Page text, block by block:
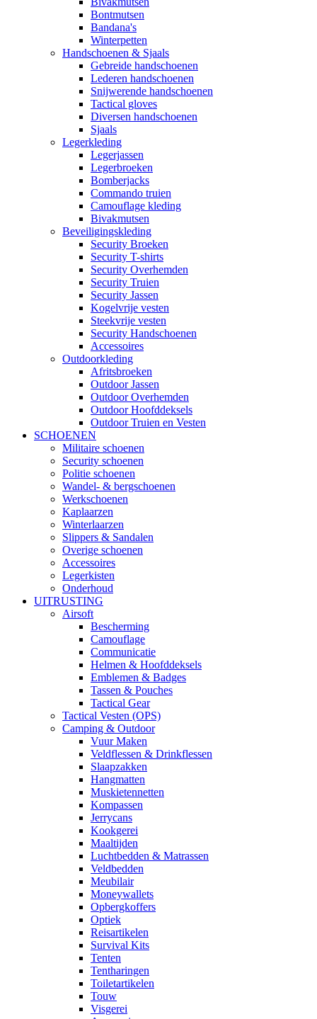
Bontmutsen
Bandana's
Winterpetten
Handschoenen & Sjaals
Gebreide handschoenen
Lederen handschoenen
Snijwerende handschoenen
Tactical gloves
Diversen handschoenen
Sjaals
Legerkleding
Legerjassen
Legerbroeken
Bomberjacks
Commando truien
Camouflage kleding
Bivakmutsen
Beveiligingskleding
Security Broeken
Security T-shirts
Security Overhemden
Security Truien
Security Jassen
Kogelvrije vesten
Steekvrije vesten
Security Handschoenen
Accessoires
Outdoorkleding
Afritsbroeken
Outdoor Jassen
Outdoor Overhemden
Outdoor Hoofddeksels
Outdoor Truien en Vesten
SCHOENEN
Militaire schoenen
Security schoenen
Politie schoenen
Wandel- & bergschoenen
Werkschoenen
Kaplaarzen
Winterlaarzen
Slippers & Sandalen
Overige schoenen
Accessoires
Legerkisten
Onderhoud
UITRUSTING
Airsoft
Bescherming
Camouflage
Communicatie
Helmen & Hoofddeksels
Emblemen & Badges
Tassen & Pouches
Tactical Gear
Tactical Vesten (OPS)
Camping & Outdoor
Vuur Maken
Veldflessen & Drinkflessen
Slaapzakken
Hangmatten
Muskietennetten
Kompassen
Jerrycans
Kookgerei
Maaltijden
Luchtbedden & Matrassen
Veldbedden
Meubilair
Moneywallets
Opbergkoffers
Optiek
Reisartikelen
Survival Kits
Tenten
Tentharingen
Toiletartikelen
Touw
Visgerei